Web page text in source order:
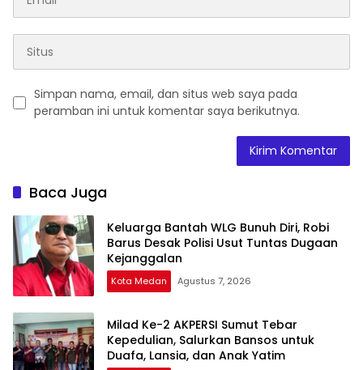
Simpan nama, email, dan situs web saya pada
peramban ini untuk komentar saya berikutnya.
Baca Juga
Keluarga Bantah WLG Bunuh Diri, Robi
Barus Desak Polisi Usut Tuntas Dugaan
Kejanggalan
Kota Medan Agustus 7, 2026
Milad Ke-2 AKPERSI Sumut Tebar
Kepedulian, Salurkan Bansos untuk
Duafa, Lansia, dan Anak Yatim